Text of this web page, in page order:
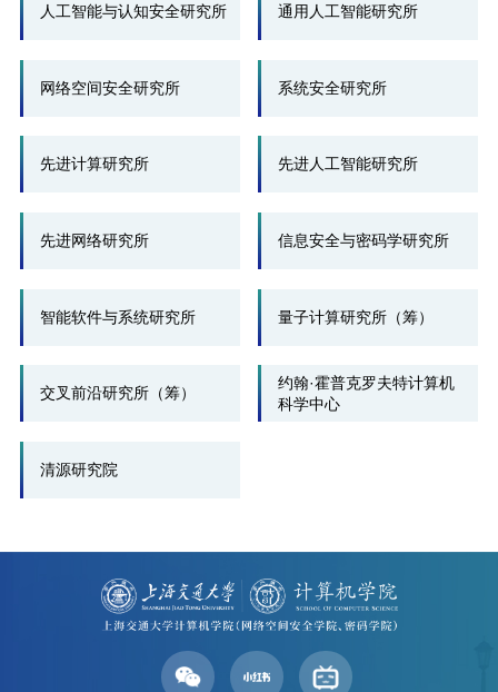
人工智能与认知安全研究所 通用人工智能研究所
网络空间安全研究所 系统安全研究所
先进计算研究所 先进人工智能研究所
先进网络研究所 信息安全与密码学研究所
智能软件与系统研究所 量子计算研究所（筹）
交叉前沿研究所（筹）
约翰·霍普克罗夫特计算机
科学中心
清源研究院